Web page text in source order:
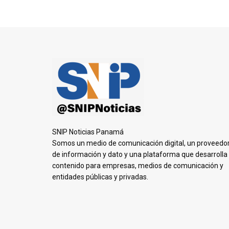
SNIP Noticias Panamá
Somos un medio de comunicación digital, un
de información y dato y una plataforma que desarrolla
contenido para empresas, medios de comunicación y
entidades públicas y privadas.